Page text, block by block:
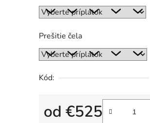
Prešitie čela
Kód:
od €525